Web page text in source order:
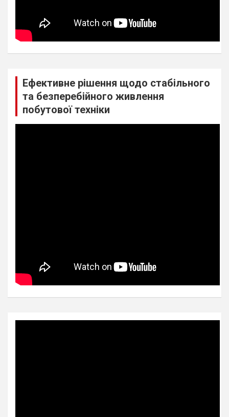
Ефективне рішення щодо стабільного
та безперебійного живлення
побутової техніки